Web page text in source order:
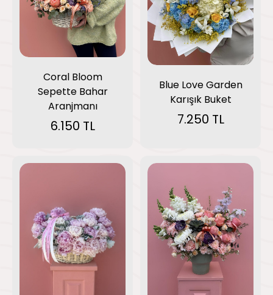
Coral Bloom
Sepette Bahar
Aranjmanı
6.150 TL
Blue Love Garden
Karışık Buket
7.250 TL